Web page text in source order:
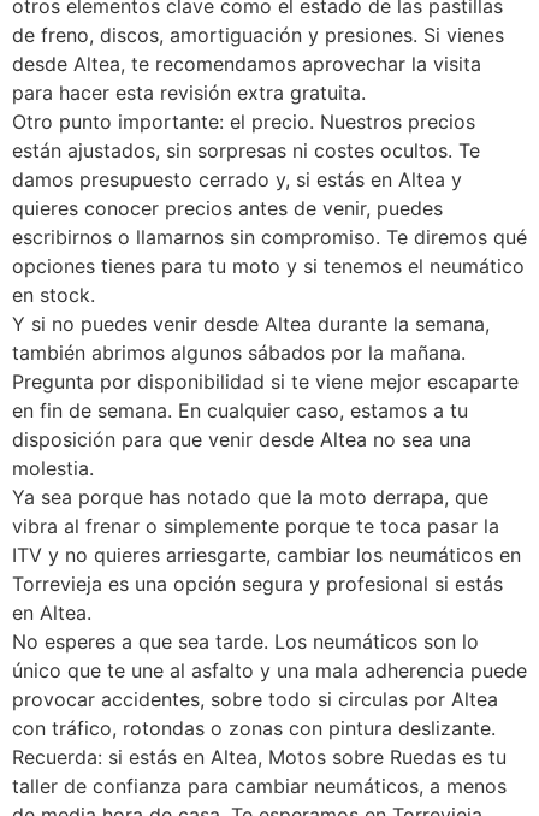
otros elementos clave como el estado de las pastillas
de freno, discos, amortiguación y presiones. Si vienes
desde Altea, te recomendamos aprovechar la visita
para hacer esta revisión extra gratuita.
Otro punto importante: el precio. Nuestros precios
están ajustados, sin sorpresas ni costes ocultos. Te
damos presupuesto cerrado y, si estás en Altea y
quieres conocer precios antes de venir, puedes
escribirnos o llamarnos sin compromiso. Te diremos qué
opciones tienes para tu moto y si tenemos el neumático
en stock.
Y si no puedes venir desde Altea durante la semana,
también abrimos algunos sábados por la mañana.
Pregunta por disponibilidad si te viene mejor escaparte
en fin de semana. En cualquier caso, estamos a tu
disposición para que venir desde Altea no sea una
molestia.
Ya sea porque has notado que la moto derrapa, que
vibra al frenar o simplemente porque te toca pasar la
ITV y no quieres arriesgarte, cambiar los neumáticos en
Torrevieja es una opción segura y profesional si estás
en Altea.
No esperes a que sea tarde. Los neumáticos son lo
único que te une al asfalto y una mala adherencia puede
provocar accidentes, sobre todo si circulas por Altea
con tráfico, rotondas o zonas con pintura deslizante.
Recuerda: si estás en Altea, Motos sobre Ruedas es tu
taller de confianza para cambiar neumáticos, a menos